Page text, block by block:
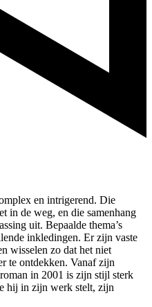
en intrigerend. Die
in de weg, en die samenhang
uit. Bepaalde thema’s
inkledingen. Er zijn vaste
wisselen zo dat het niet
te ontdekken. Vanaf zijn
in 2001 is zijn stijl sterk
hij in zijn werk stelt, zijn